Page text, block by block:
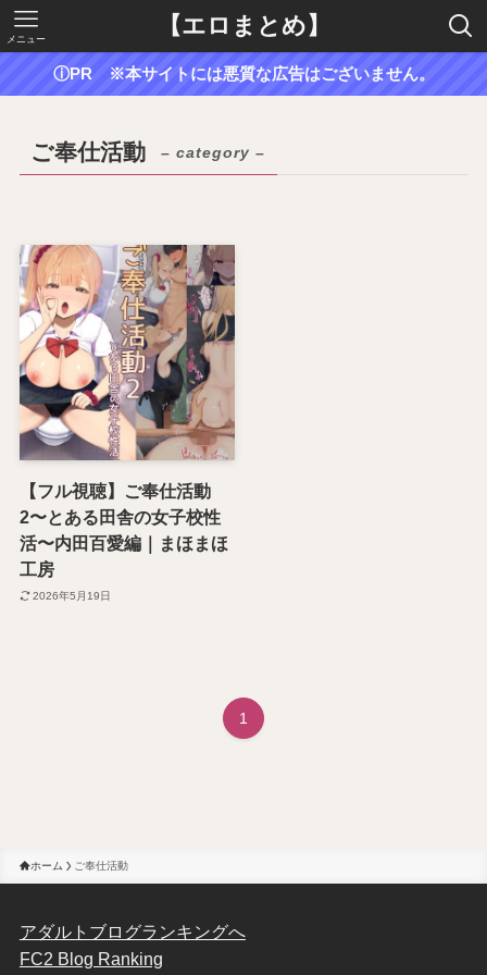
【エロまとめ】
メニュー
ⓘPR ※本サイトには悪質な広告はございません。
ご奉仕活動 – category –
【フル視聴】ご奉仕活動
2〜とある田舎の女子校性
活〜内田百愛編｜まほまほ
工房
2026年5月19日
1
ホーム ご奉仕活動
アダルトブログランキングへ
FC2 Blog Ranking